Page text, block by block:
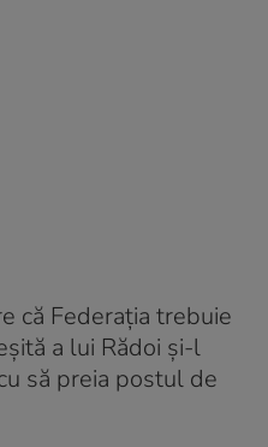
că Federația trebuie
a lui Rădoi și-l
să preia postul de